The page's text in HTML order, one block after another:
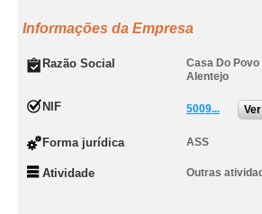
Informações da Empresa
Razão Social
Casa Do
Alentejo
NIF 5009...
Forma jurídica ASS
Atividade Outras